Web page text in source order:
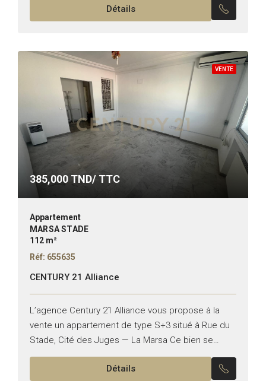
Détails
VENTE
385,000 TND/ TTC
Appartement
MARSA STADE
112 m²
Réf: 655635
CENTURY 21 Alliance
L’agence Century 21 Alliance vous propose à la
vente un appartement de type S+3 situé à Rue du
Stade, Cité des Juges — La Marsa Ce bien se
compose de : -Un...
Détails